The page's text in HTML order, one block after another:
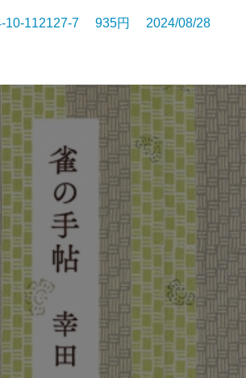
10-112127-7 935円 2024/08/28